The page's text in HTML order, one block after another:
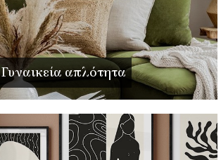
Γυναικεία απλότητα